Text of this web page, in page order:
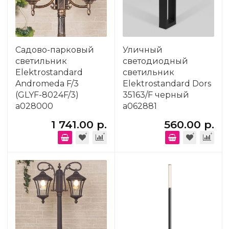
Садово-парковый
светильник
Elektrostandard
Andromeda F/3
(GLYF-8024F/3)
a028000
1 741.00 р.
Уличный
светодиодный
светильник
Elektrostandard Dors
35163/F черный
a062881
560.00 р.